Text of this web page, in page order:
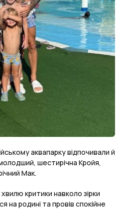
аквапарку відпочивали й
шестирічна Кройя,
Мак.
критики навколо зірки
на родині та провів спокійне